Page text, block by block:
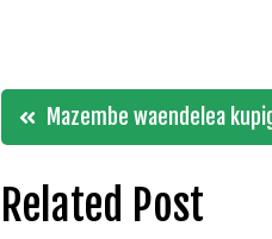
Post
navigation
Mazembe waendelea
Related Post